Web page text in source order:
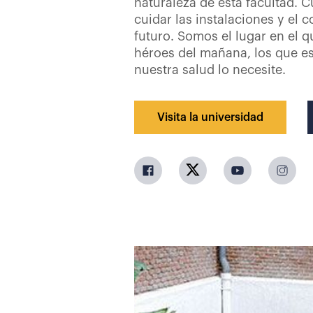
naturaleza de esta facultad.
cuidar las instalaciones y el
futuro. Somos el lugar en el
héroes del mañana, los que
nuestra salud lo necesite.
Visita la universidad